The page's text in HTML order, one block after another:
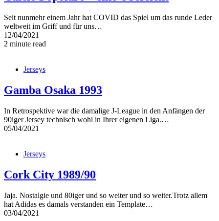
Seit nunmehr einem Jahr hat COVID das Spiel um das runde Leder
weltweit im Griff und für uns…
12/04/2021
2 minute read
Jerseys
Gamba Osaka 1993
In Retrospektive war die damalige J-League in den Anfängen der
90iger Jersey technisch wohl in Ihrer eigenen Liga.…
05/04/2021
Jerseys
Cork City 1989/90
Jaja. Nostalgie und 80iger und so weiter und so weiter.Trotz allem
hat Adidas es damals verstanden ein Template…
03/04/2021